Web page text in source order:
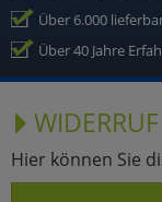
Über 6.000
Über 40 Jahre
WIDERRUF
Hier können Sie